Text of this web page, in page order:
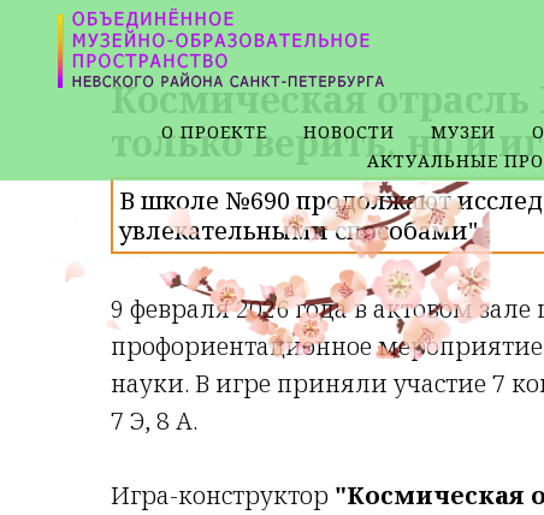
О ПРОЕКТЕ НОВОСТИ МУЗЕИ
АКТУАЛЬНЫЕ
Космическая
только верить, но и
В школе №690 продолжают
увлекательными способами"
9 февраля 2026 года в актовом
профориентационное
науки. В игре приняли участие 7
7 Э, 8 А.
Игра-конструктор "Космическая